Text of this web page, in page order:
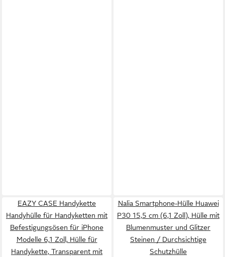
EAZY CASE Handykette
Handyhülle für Handyketten mit
Befestigungsösen für iPhone
Modelle 6,1 Zoll, Hülle für
Handykette, Transparent mit
Nalia Smartphone-Hülle Huawei
P30 15,5 cm (6,1 Zoll), Hülle mit
Blumenmuster und Glitzer
Steinen / Durchsichtige
Schutzhülle